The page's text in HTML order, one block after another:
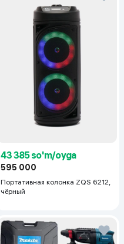
43 385 so'm/oyga
595 000
Портативная колонка ZQS 6212,
чёрный